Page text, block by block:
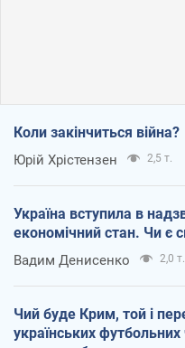
Коли закінчиться війна?
Юрій Хрістензен 2,5 т.
Україна вступила в
економічний стан. Чи є
Вадим Денисенко 2,0 т.
Чий буде Крим, той і
українських